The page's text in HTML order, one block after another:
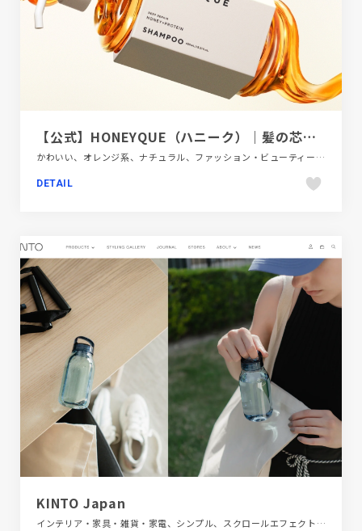
【公式】HONEYQUE（ハニーク）｜髪の芯から鍛える蜜髪へ
かわいい、オレンジ系、ナチュラル、ファッション・ビューティー、フラットデザイン、ブランド・サービスサイト、ベージュ・ゴールド系、ホワイト系、大きめ写真
DETAIL
KINTO Japan
インテリア・家具・雑貨・家電、シンプル、スクロールエフェクト、ナチュラル、ブランド・サービスサイト、ホワイト系、モーション多め、大きめ写真